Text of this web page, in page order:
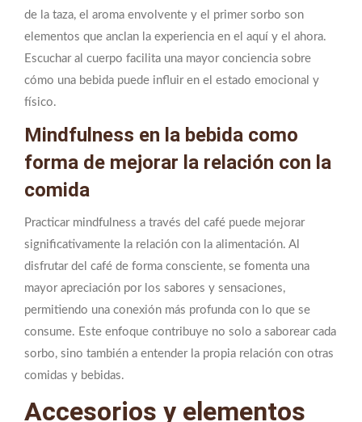
de la taza, el aroma envolvente y el primer sorbo son
elementos que anclan la experiencia en el aquí y el ahora.
Escuchar al cuerpo facilita una mayor conciencia sobre
cómo una bebida puede influir en el estado emocional y
físico.
Mindfulness en la bebida como
forma de mejorar la relación con la
comida
Practicar mindfulness a través del café puede mejorar
significativamente la relación con la alimentación. Al
disfrutar del café de forma consciente, se fomenta una
mayor apreciación por los sabores y sensaciones,
permitiendo una conexión más profunda con lo que se
consume. Este enfoque contribuye no solo a saborear cada
sorbo, sino también a entender la propia relación con otras
comidas y bebidas.
Accesorios y elementos